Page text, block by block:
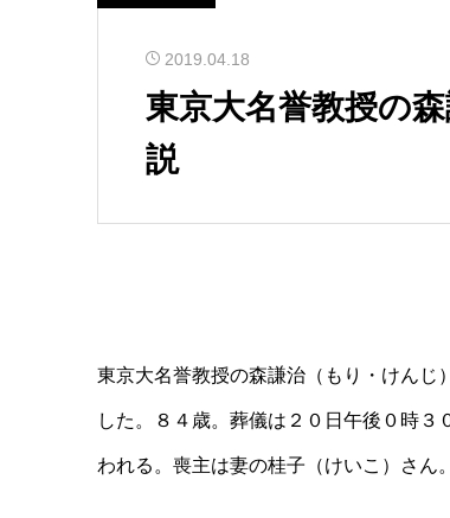
2019.04.18
東京大名誉教授の
説
東京大名誉教授の森謙治（もり・けんじ
した。８４歳。葬儀は２０日午後０時
われる。喪主は妻の桂子（けいこ）さん。